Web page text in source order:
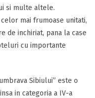
si multe altele.
mai frumoase unitati,
de inchiriat, pana la case
cu importante
Sibiului” este o
in categoria a IV-a